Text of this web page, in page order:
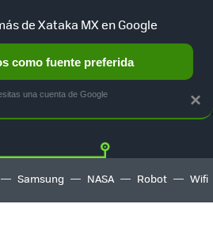
MERCADO LIBRE
Samsung NASA Robot Wifi
×
de Xataka MX en Google
como fuente preferida
una cuenta de Google